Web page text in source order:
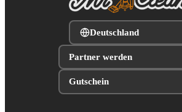
Deutschland
Partner werden
Gutschein